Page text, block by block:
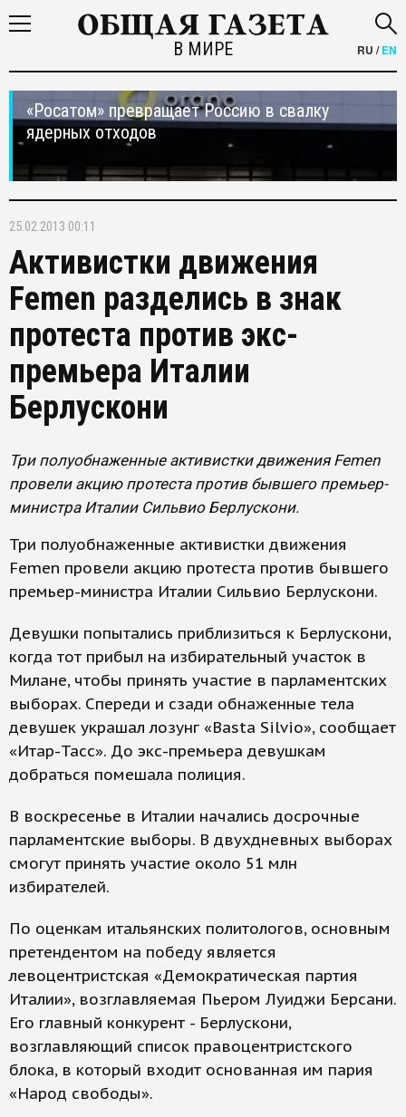
В МИРЕ RU /EN
«Росатом» превращает Россию в свалку
ядерных отходов
25.02.2013 00:11
Активистки движения
Femen разделись в знак
протеста против экс-
премьера Италии
Берлускони
Три полуобнаженные активистки движения Femen
провели акцию протеста против бывшего премьер-
министра Италии Сильвио Берлускони.
Три полуобнаженные активистки движения
Femen провели акцию протеста против бывшего
премьер-министра Италии Сильвио Берлускони.
Девушки попытались приблизиться к Берлускони,
когда тот прибыл на избирательный участок в
Милане, чтобы принять участие в парламентских
выборах. Спереди и сзади обнаженные тела
девушек украшал лозунг «Basta Silvio», сообщает
«Итар-Тасс». До экс-премьера девушкам
добраться помешала полиция.
В воскресенье в Италии начались досрочные
парламентские выборы. В двухдневных выборах
смогут принять участие около 51 млн
избирателей.
По оценкам итальянских политологов, основным
претендентом на победу является
левоцентристская «Демократическая партия
Италии», возглавляемая Пьером Луиджи Берсани.
Его главный конкурент - Берлускони,
возглавляющий список правоцентристского
блока, в который входит основанная им пария
«Народ свободы».